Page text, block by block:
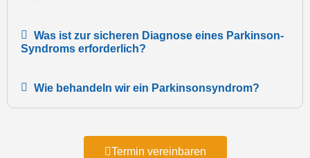
Was ist zur sicheren Diagnose eines Parkinson-
Syndroms erforderlich?
Wie behandeln wir ein Parkinsonsyndrom?
Termin vereinbaren